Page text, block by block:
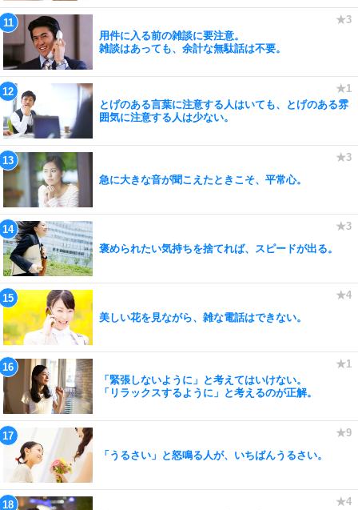
用件に入る前の雑談に要注意。
雑談はあっても、余計な無駄話は不要。
とげのある言葉に注意する人はいても、とげのある雰
囲気に注意する人は少ない。
急に大きな音が聞こえたときこそ、平常心。
褒められたい気持ちを捨てれば、スピードが出る。
美しい花を見ながら、雑な電話はできない。
「緊張しないように」と考えてはいけない。
「リラックスするように」と考えるのが正解。
「うるさい」と怒鳴る人が、いちばんうるさい。